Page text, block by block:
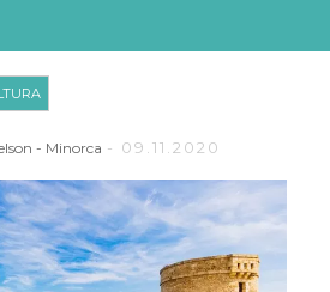
- Minorca - 09.11.2020